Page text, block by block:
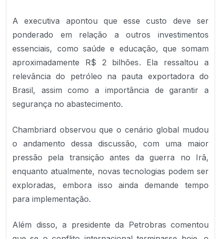
A executiva apontou que esse custo deve ser
ponderado em relação a outros investimentos
essenciais, como saúde e educação, que somam
aproximadamente R$ 2 bilhões. Ela ressaltou a
relevância do petróleo na pauta exportadora do
Brasil, assim como a importância de garantir a
segurança no abastecimento.
Chambriard observou que o cenário global mudou
o andamento dessa discussão, com uma maior
pressão pela transição antes da guerra no Irã,
enquanto atualmente, novas tecnologias podem ser
exploradas, embora isso ainda demande tempo
para implementação.
Além disso, a presidente da Petrobras comentou